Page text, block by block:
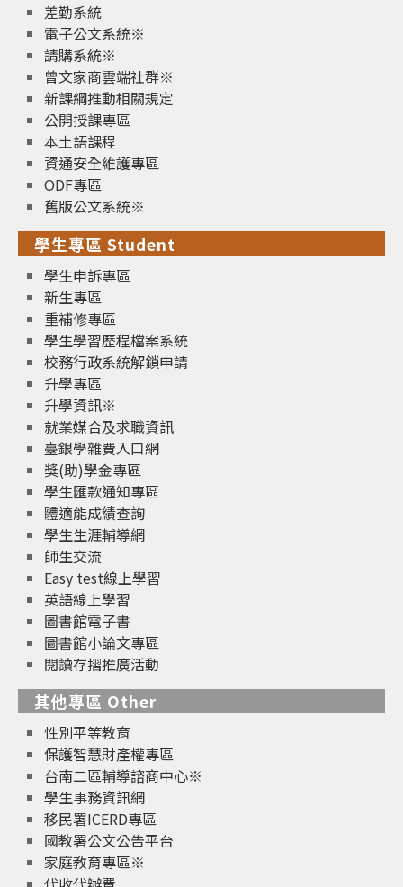
差勤系統
電子公文系統※
請購系統※
曾文家商雲端社群※
新課綱推動相關規定
公開授課專區
本土語課程
資通安全維護專區
ODF專區
舊版公文系統※
學生專區 Student
學生申訴專區
新生專區
重補修專區
學生學習歷程檔案系統
校務行政系統解鎖申請
升學專區
升學資訊※
就業媒合及求職資訊
臺銀學雜費入口網
獎(助)學金專區
學生匯款通知專區
體適能成績查詢
學生生涯輔導網
師生交流
Easy test線上學習
英語線上學習
圖書館電子書
圖書館小論文專區
閱讀存摺推廣活動
其他專區 Other
性別平等教育
保護智慧財產權專區
台南二區輔導諮商中心※
學生事務資訊網
移民署ICERD專區
國教署公文公告平台
家庭教育專區※